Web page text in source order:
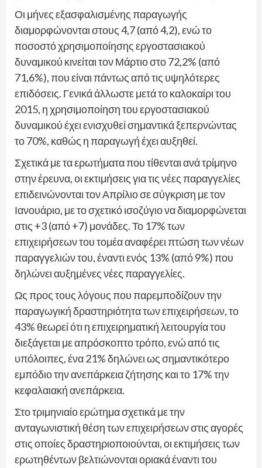
Οι μήνες εξασφαλισμένης παραγωγής
διαμορφώνονται στους 4,7 (από 4,2), ενώ το
ποσοστό χρησιμοποίησης εργοστασιακού
δυναμικού κινείται τον Μάρτιο στο 72,2% (από
71,6%), που είναι πάντως από τις υψηλότερες
επιδόσεις. Γενικά άλλωστε μετά το καλοκαίρι του
2015, η χρησιμοποίηση του εργοστασιακού
δυναμικού έχει ενισχυθεί σημαντικά ξεπερνώντας
το 70%, καθώς η παραγωγή έχει αυξηθεί.
Σχετικά με τα ερωτήματα που τίθενται ανά τρίμηνο
στην έρευνα, οι εκτιμήσεις για τις νέες παραγγελίες
επιδεινώνονται τον Απρίλιο σε σύγκριση με τον
Ιανουάριο, με το σχετικό ισοζύγιο να διαμορφώνεται
στις +3 (από +7) μονάδες. Το 17% των
επιχειρήσεων του τομέα αναφέρει πτώση των νέων
παραγγελιών του, έναντι ενός 13% (από 9%) που
δηλώνει αυξημένες νέες παραγγελίες.
Ως προς τους λόγους που παρεμποδίζουν την
παραγωγική δραστηριότητα των επιχειρήσεων, το
43% θεωρεί ότι η επιχειρηματική λειτουργία του
διεξάγεται με απρόσκοπτο τρόπο, ενώ από τις
υπόλοιπες, ένα 21% δηλώνει ως σημαντικότερο
εμπόδιο την ανεπάρκεια ζήτησης και το 17% την
κεφαλαιακή ανεπάρκεια.
Στο τριμηνιαίο ερώτημα σχετικά με την
ανταγωνιστική θέση των επιχειρήσεων στις αγορές
στις οποίες δραστηριοποιούνται, οι εκτιμήσεις των
ερωτηθέντων βελτιώνονται οριακά έναντι του